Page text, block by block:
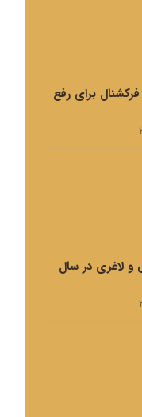
تفاوت لیزر کیوسوئیچ و لیزر CO۲ فرکشنال برای رفع
لاغری در سال